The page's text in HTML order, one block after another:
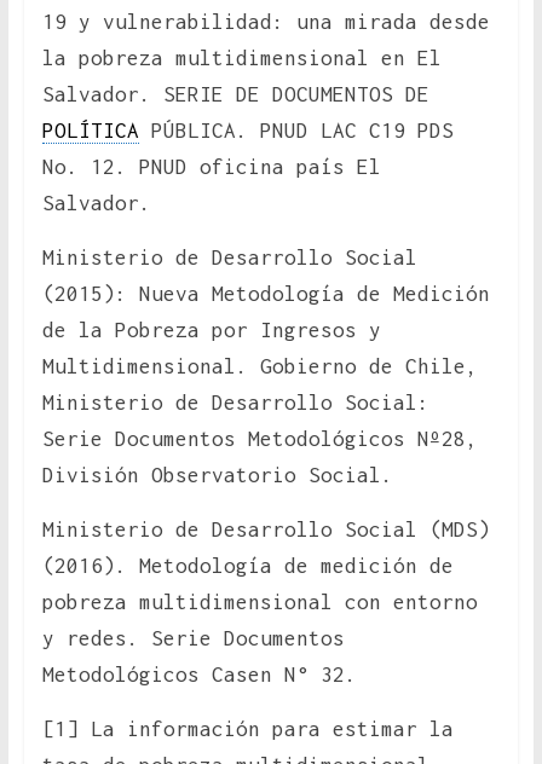
19 y vulnerabilidad: una mirada desde
la pobreza multidimensional en El
Salvador. SERIE DE DOCUMENTOS DE
POLÍTICA PÚBLICA. PNUD LAC C19 PDS
No. 12. PNUD oficina país El
Salvador.
Ministerio de Desarrollo Social
(2015): Nueva Metodología de Medición
de la Pobreza por Ingresos y
Multidimensional. Gobierno de Chile,
Ministerio de Desarrollo Social:
Serie Documentos Metodológicos Nº28,
División Observatorio Social.
Ministerio de Desarrollo Social (MDS)
(2016). Metodología de medición de
pobreza multidimensional con entorno
y redes. Serie Documentos
Metodológicos Casen N° 32.
[1] La información para estimar la